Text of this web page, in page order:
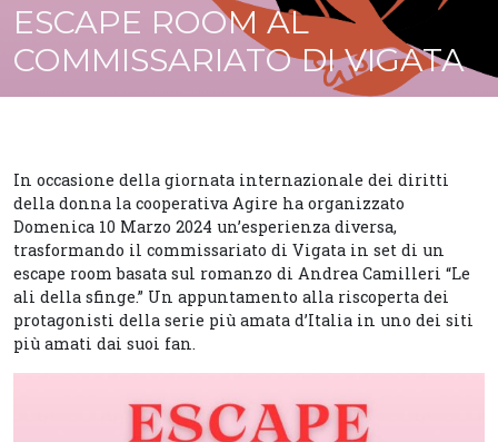
ESCAPE ROOM AL
COMMISSARIATO DI VIGATA
In occasione della giornata internazionale dei diritti
della donna la cooperativa Agire ha organizzato
Domenica 10 Marzo 2024 un’esperienza diversa,
trasformando il commissariato di Vigata in set di un
escape room basata sul romanzo di Andrea Camilleri “Le
ali della sfinge.” Un appuntamento alla riscoperta dei
protagonisti della serie più amata d’Italia in uno dei siti
più amati dai suoi fan.